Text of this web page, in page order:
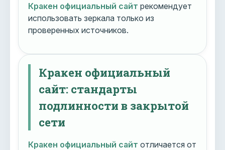
Кракен официальный сайт рекомендует
использовать зеркала только из
проверенных источников.
Кракен официальный
сайт: стандарты
подлинности в закрытой
сети
Кракен официальный сайт отличается от